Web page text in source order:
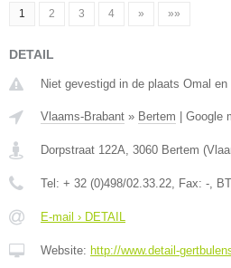
1 2 3 4 » »»
DETAIL
Niet gevestigd in de plaats Omal
Vlaams-Brabant » Bertem Google
Dorpstraat 122A, 3060 Bertem (
Tel: + 32 (0)498/02.33.22, Fax: -,
E-mail › DETAIL
Website: http://www.detail-